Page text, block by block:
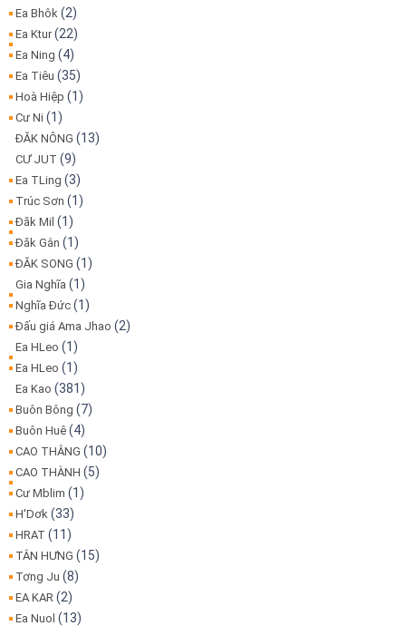
Ea Bhôk (2)
Ea Ktur(22)
Ea Ning (4)
Ea Tiêu (35)
Hoà Hiệp (1)
Cư Ni (1)
ĐĂK NÔNG (13)
CƯ JUT (9)
Ea TLing (3)
Trúc Sơn (1)
Đăk Mil (1)
Đăk Gằn (1)
ĐĂK SONG (1)
Gia Nghĩa (1)
Nghĩa Đức (1)
Đấu giá Ama Jhao (2)
Ea HLeo (1)
Ea HLeo (1)
Ea Kao (381)
Buôn Bông (7)
Buôn Huê (4)
CAO THẮNG (10)
CAO THÀNH (5)
Cư Mblim (1)
H'Dơk (33)
HRAT (11)
TÂN HƯNG (15)
Tơng Ju (8)
EA KAR (2)
Ea Nuol (13)